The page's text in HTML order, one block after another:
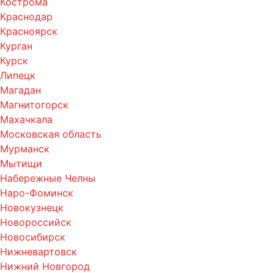
Краснодар
Красноярск
Курган
Курск
Липецк
Магадан
Магнитогорск
Махачкала
Московская область
Мурманск
Мытищи
Набережные Челны
Наро-Фоминск
Новокузнецк
Новороссийск
Новосибирск
Нижневартовск
Нижний Новгород